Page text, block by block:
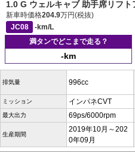
1.0 G ウェルキャブ 助手席リフ
新車時価格204.9万円(税抜)
JC08
-km/L
満タンでどこまで走る？
-km
排気量 996cc
ミッション インパネCVT
最大出力 69ps/6000rpm
生産期間
2019年10月～202
0年09月